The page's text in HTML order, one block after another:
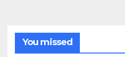
You missed